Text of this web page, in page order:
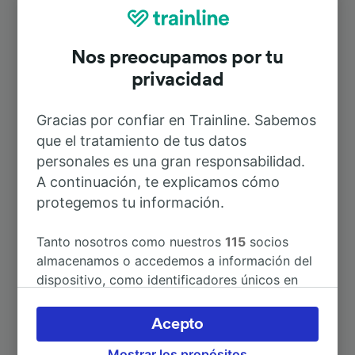
Trostberg
A Múnich 1h 44min
A Múnich Hbf 1h 44min
A Salzburgo Hbf
A Regensburg Hbf 2h 12min
A Traunstein 31min
Nos preocupamos por tu
privacidad
Gracias por confiar en Trainline. Sabemos
que el tratamiento de tus datos
personales es una gran responsabilidad.
A continuación, te explicamos cómo
protegemos tu información.
Tanto nosotros como nuestros115 socios
almacenamos o accedemos a información del
dispositivo, como identificadores únicos en
Puedes aceptar o administrar tus preferencias
haciendo clic abajo, incluido el derecho de
Acepto